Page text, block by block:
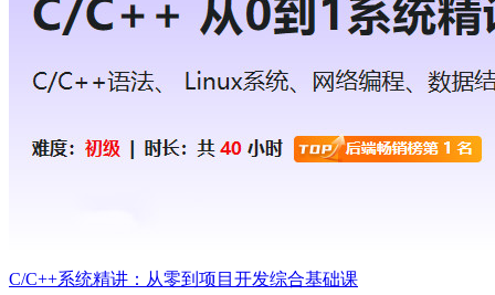
C/C++系统精讲：从零到项目开发综合基础课